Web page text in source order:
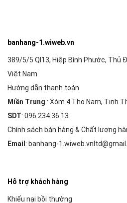
banhang-1.wiweb.vn
389/5/5 Ql13, Hiệp Bình Phước, Thủ
Việt Nam
Hướng dẫn thanh toán
Miền Trung : Xóm 4 Thọ Nam, Tịnh
SDT: 096.234.36.13
Chính sách bán hàng & Chất lượng
Email : banhang-
Hỗ trợ khách hàng
Khiếu nại bồi thường